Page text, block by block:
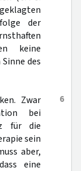
der
keine
des
6
Zwar
bei
für die
sein
aber,
eine